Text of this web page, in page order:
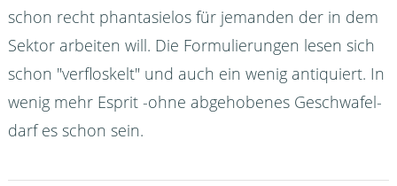
schon recht phantasielos für jemanden der in dem
Sektor arbeiten will. Die Formulierungen lesen sich
schon "verfloskelt" und auch ein wenig antiquiert. In
wenig mehr Esprit -ohne abgehobenes Geschwafel-
darf es schon sein.